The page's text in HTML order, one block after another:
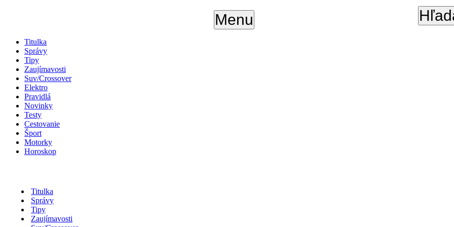
Menu
Titulka
Správy
Tipy
Zaujímavosti
Suv/Crossover
Elektro
Pravidlá
Novinky
Testy
Cestovanie
Šport
Motorky
Horoskop
Titulka
Správy
Tipy
Zaujímavosti